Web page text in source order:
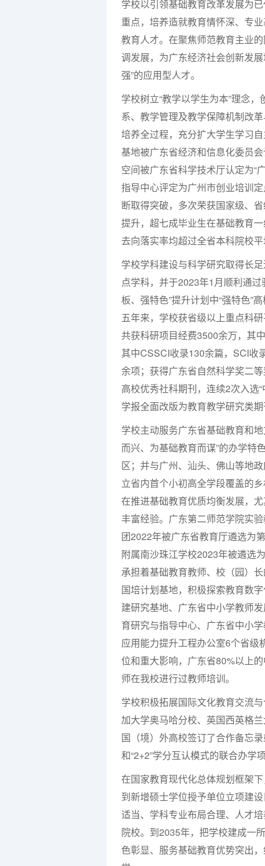
学校以引领基础教育改革发展为
重点，培养造就教育情怀深、专
教育人才。在聚焦师范教育主业
调发展，为广东经济社会创新发
强”的应用型人才。
学校树立“教学以学生为本”理念，
系、教学管理及教学保障机制改
培养全过程，充分扩大学生学习
基地被广东省经济和信息化委员
空间被广东省科学技术厅认定为“
指导中心评定为广州市创业培训
断取得突破，多次荣获国家级、
提升，超七成毕业生在基础教育
去向落实率均超过全省本科院校
学校学科建设与科学研究取得长
点学科，并于2023年1月顺利通过
板、强特色”提升计划中“强特色”
五年来，学校获省级以上重点科
共获科研项目经费3500余万，其
其中CSSCI收录130余篇， SCI收
余项；获得广东省自然科学奖二
高校优秀社科期刊，连续2次入选
学报全面改版为教育教学研究类
学校主动服务广东省基础教育和
而兴、为基础教育而谋”的办学特
区；并与广州、汕头、佛山等地
立省内首个小初高全学段覆盖的
在推进基础教育优质均衡发展，
丰富经验。广东第二师范学院实
团2022年被广东省教育厅遴选为
附属南沙珠江学校2023年被遴选
承担着基础教育教师、校（园）
国培计划基地，积极探索教育数
建研究基地、广东省中小学教师
育研究与指导中心、广东省中小
应用能力提升工程办公室6个省级
位和重大影响，广东省80%以上
师在我校进行过教师培训。
学校积极拓展国际文化教育交流
加大学奥马哈分校、英国西英格
国（境）外高校签订了合作备忘
和“2+2”学分互认模式的联合办学
在国家教育现代化总体规划框架
到新增硕士学位授予单位立项建
适当、学科专业布局合理、人才
院校。到2035年，把学校建成一
色彰显、服务基础教育优势突出